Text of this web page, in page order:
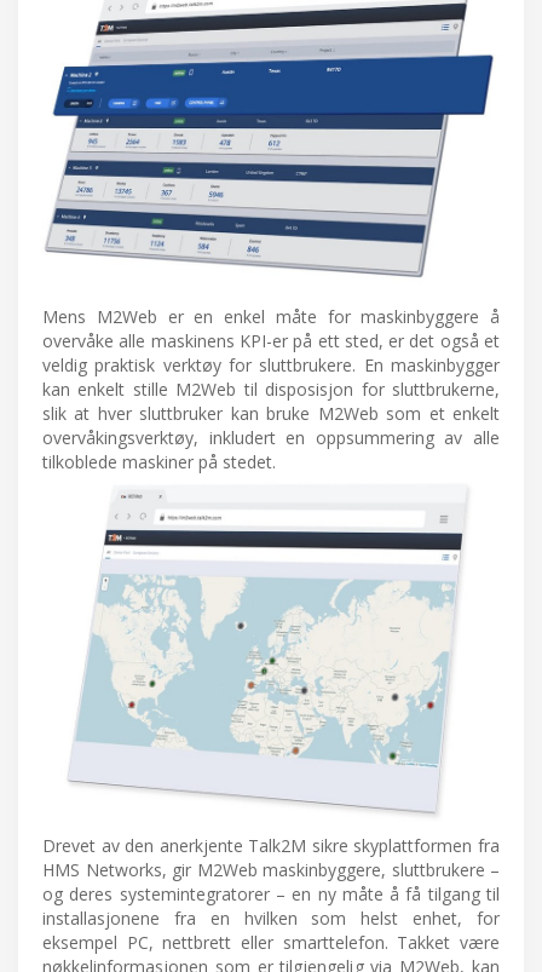
Mens M2Web er en enkel måte for maskinbyggere å
overvåke alle maskinens KPI-er på ett sted, er det også et
veldig praktisk verktøy for sluttbrukere. En maskinbygger
kan enkelt stille M2Web til disposisjon for sluttbrukerne,
slik at hver sluttbruker kan bruke M2Web som et enkelt
overvåkingsverktøy, inkludert en oppsummering av alle
tilkoblede maskiner på stedet.
Drevet av den anerkjente Talk2M sikre skyplattformen fra
HMS Networks, gir M2Web maskinbyggere, sluttbrukere –
og deres systemintegratorer – en ny måte å få tilgang til
installasjonene fra en hvilken som helst enhet, for
eksempel PC, nettbrett eller smarttelefon. Takket være
nøkkelinformasjonen som er tilgjengelig via M2Web, kan